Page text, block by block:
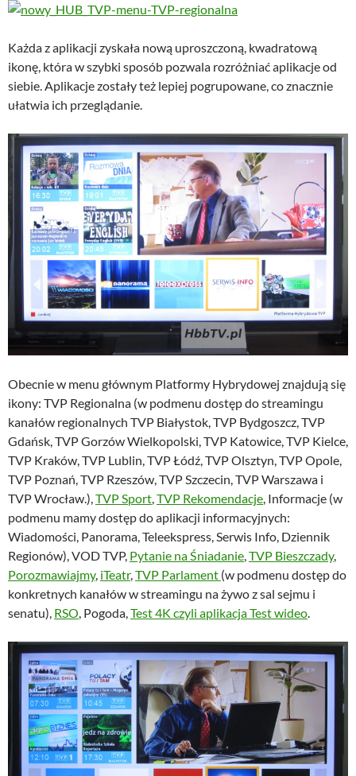
Każda z aplikacji zyskała nową uproszczoną, kwadratową
ikonę, która w szybki sposób pozwala rozróżniać aplikacje od
siebie. Aplikacje zostały też lepiej pogrupowane, co znacznie
ułatwia ich przeglądanie.
Obecnie w menu głównym Platformy Hybrydowej znajdują się
ikony: TVP Regionalna (w podmenu dostęp do streamingu
kanałów regionalnych TVP Białystok, TVP Bydgoszcz, TVP
Gdańsk, TVP Gorzów Wielkopolski, TVP Katowice, TVP Kielce,
TVP Kraków, TVP Lublin, TVP Łódź, TVP Olsztyn, TVP Opole,
TVP Poznań, TVP Rzeszów, TVP Szczecin, TVP Warszawa i
TVP Wrocław.),TVP Sport,TVP Rekomendacje, Informacje (w
podmenu mamy dostęp do aplikacji informacyjnych:
Wiadomości, Panorama, Teleekspress, Serwis Info, Dziennik
Regionów), VOD TVP, Pytanie na Śniadanie,TVP Bieszczady,
Porozmawiajmy, iTeatr,TVP Parlament (w podmenu dostęp do
konkretnych kanałów w streamingu na żywo z sal sejmu i
senatu), RSO, Pogoda,Test 4K czyli aplikacja Test wideo.